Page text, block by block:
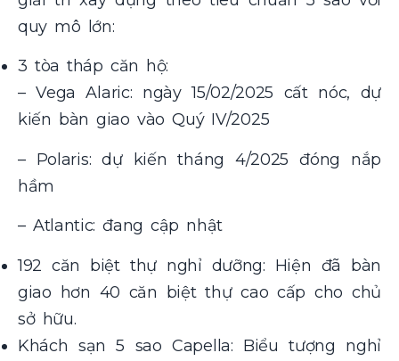
quy mô lớn:
3 tòa tháp căn hộ:
– Vega Alaric: ngày 15/02/2025 cất nóc, dự
kiến bàn giao vào Quý IV/2025
– Polaris: dự kiến tháng 4/2025 đóng nắp
hầm
– Atlantic: đang cập nhật
192 căn biệt thự nghỉ dưỡng: Hiện đã bàn
giao hơn 40 căn biệt thự cao cấp cho chủ
sở hữu.
Khách sạn 5 sao Capella: Biểu tượng nghỉ